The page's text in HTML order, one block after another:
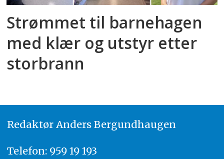
sammenligningsgrunnlaget med
kommunal deflator.
(Kilde: Kunnskapsdepartmentet)
Strømmet til barnehagen
med klær og utstyr etter
storbrann
Redaktør Anders Bergundhaugen
Telefon: 959 19 193